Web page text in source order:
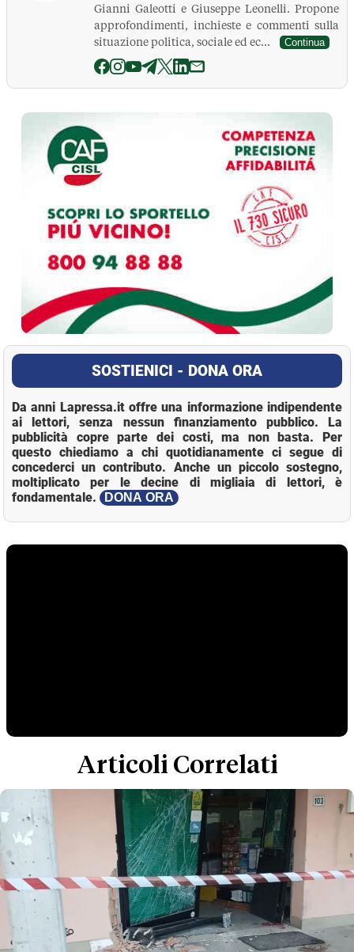
Gianni Galeotti e Giuseppe Leonelli. Propone
approfondimenti, inchieste e commenti sulla
situazione politica, sociale ed ec...
Continua
La Pressa
SOSTIENICI - DONA ORA
Da anni Lapressa.it offre una informazione indipendente
ai lettori, senza nessun finanziamento pubblico. La
pubblicità copre parte dei costi, ma non basta. Per
questo chiediamo a chi quotidianamente ci segue di
concederci un contributo. Anche un piccolo sostegno,
moltiplicato per le decine di migliaia di lettori, è
fondamentale.
DONA ORA
Articoli Correlati